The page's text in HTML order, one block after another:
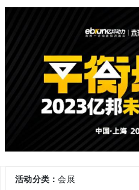
活动分类：会展